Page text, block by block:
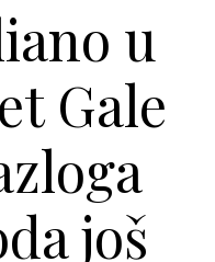
u
Gale
još